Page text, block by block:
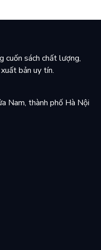
là cuốn sách hiếm hoi
- Becky Stradwick,
cú đấm sát thủ cuối
Tucker, Independent
đòi hỏi kính nhi viễn
lặng. Chỉ có một điều rõ
nhàng mang lại giấc ngủ
cuốn sách chất lượng,
bản uy tín.
Nam, thành phố Hà Nội